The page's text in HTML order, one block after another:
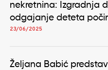
nekretnina: Izgradnja
odgajanje deteta
23/06/2025
Željana Babić